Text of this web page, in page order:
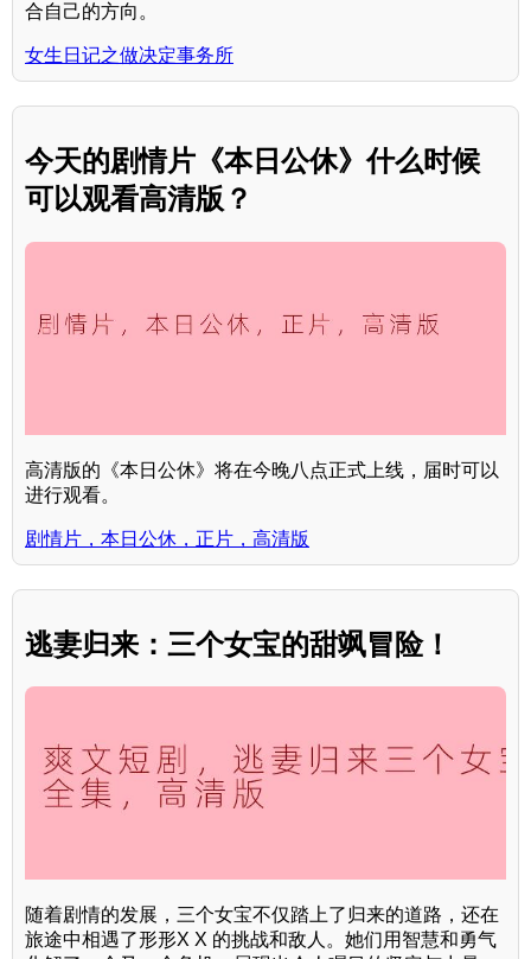
合自己的方向。
女生日记之做决定事务所
今天的剧情片《本日公休》什么时候
可以观看高清版？
高清版的《本日公休》将在今晚八点正式上线，届时可以
进行观看。
剧情片，本日公休，正片，高清版
逃妻归来：三个女宝的甜飒冒险！
随着剧情的发展，三个女宝不仅踏上了归来的道路，还在
旅途中相遇了形形X X 的挑战和敌人。她们用智慧和勇气